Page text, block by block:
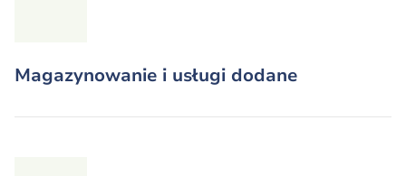
Magazynowanie i usługi dodane